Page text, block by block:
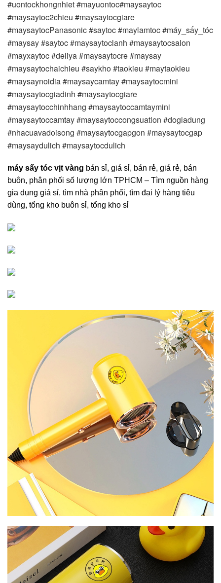
#uontockhongnhiet #mayuontoc#maysaytoc
#maysaytoc2chieu #maysaytocgiare
#maysaytocPanasonic #saytoc #maylamtoc #máy_sấy_tóc
#maysay #saytoc #maysaytoclanh #maysaytocsalon
#mayxaytoc #deliya #maysaytocre #maysay
#maysaytochaichieu #saykho #taokieu #maytaokieu
#maysaynoidia #maysaycamtay #maysaytocmini
#maysaytocgiadinh #maysaytocgiare
#maysaytocchinhhang #maysaytoccamtaymini
#maysaytoccamtay #maysaytoccongsuatlon #dogiadung
#nhacuavadoisong #maysaytocgapgon #maysaytocgap
#maysaydulich #maysaytocdulich
máy sấy tóc vịt vàng bán sỉ, giá sỉ, bán rẻ, giá rẻ, bán
buôn, phân phối số lượng lớn TPHCM – Tìm nguồn hàng
gia dụng giá sỉ, tìm nhà phân phối, tìm đại lý hàng tiêu
dùng, tổng kho buôn sỉ, tổng kho sỉ